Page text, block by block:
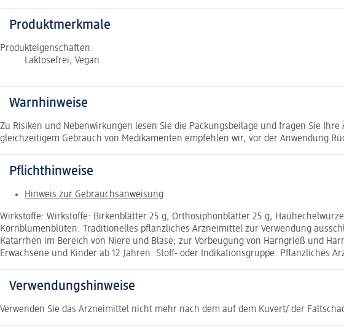
Produktmerkmale
Produkteigenschaften:
Laktosefrei, Vegan
Warnhinweise
Zu Risiken und Nebenwirkungen lesen Sie die Packungsbeilage und fragen Sie
gleichzeitigem Gebrauch von Medikamenten empfehlen wir, vor der Anwendung
Pflichthinweise
Hinweis zur Gebrauchsanweisung
Wirkstoffe: Wirkstoffe: Birkenblätter 25 g, Orthosiphonblätter 25 g,
Kornblumenblüten. Traditionelles pflanzliches Arzneimittel zur Verwendung
Katarrhen im Bereich von Niere und Blase; zur Vorbeugung von Harngrieß und
Erwachsene und Kinder ab 12 Jahren. Stoff- oder Indikationsgruppe:
Verwendungshinweise
Verwenden Sie das Arzneimittel nicht mehr nach dem auf dem Kuvert/ der